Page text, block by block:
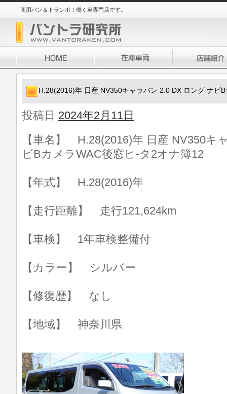
商用バン＆トランポ！働く車専門店です。
H.28(2016)年 日産 NV350キャラバン 2.0 DX ロング ナビ
投稿日 2024年2月11日
【車名】 H.28(2016)年 日産 NV350キ
ビBカメラWAC後窓ヒ-タ2オナ簿12
【年式】 H.28(2016)年
【走行距離】 走行121,624km
【車検】 1年車検整備付
【カラー】 シルバー
【修復歴】 なし
【地域】 神奈川県